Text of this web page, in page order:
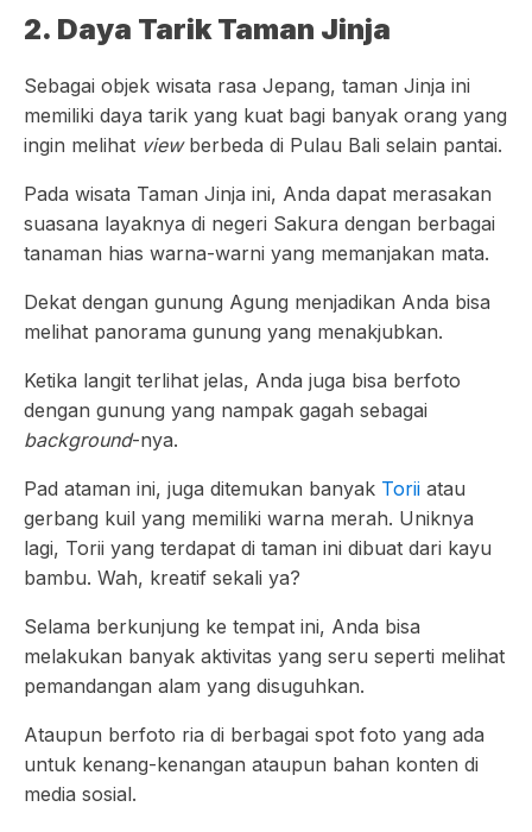
2. Daya Tarik Taman Jinja
Sebagai objek wisata rasa Jepang, taman Jinja ini
memiliki daya tarik yang kuat bagi banyak orang yang
ingin melihat view berbeda di Pulau Bali selain pantai.
Pada wisata Taman Jinja ini, Anda dapat merasakan
suasana layaknya di negeri Sakura dengan berbagai
tanaman hias warna-warni yang memanjakan mata.
Dekat dengan gunung Agung menjadikan Anda bisa
melihat panorama gunung yang menakjubkan.
Ketika langit terlihat jelas, Anda juga bisa berfoto
dengan gunung yang nampak gagah sebagai
background-nya.
Pad ataman ini, juga ditemukan banyak Torii atau
gerbang kuil yang memiliki warna merah. Uniknya
lagi, Torii yang terdapat di taman ini dibuat dari kayu
bambu. Wah, kreatif sekali ya?
Selama berkunjung ke tempat ini, Anda bisa
melakukan banyak aktivitas yang seru seperti melihat
pemandangan alam yang disuguhkan.
Ataupun berfoto ria di berbagai spot foto yang ada
untuk kenang-kenangan ataupun bahan konten di
media sosial.